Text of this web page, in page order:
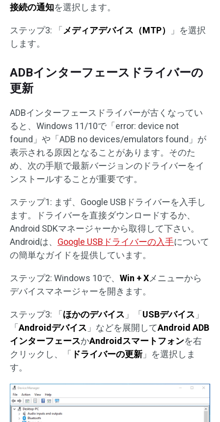
接続の通知を選択します。
ステップ3: 「 メディアデバイス（MTP）
」を選択
します。
ADBインターフェースドライバーの
更新
ADBインターフェースドライバーが古くなってい
ると、Windows 11/10で「error: device not
found」や「ADB no devices/emulators found」が
表示される原因となることがあります。そのた
め、次の手順で最新バージョンのドライバーをイ
ンストールすることが重要です。
ステップ1: まず、Google USBドライバーを入手し
ます。ドライバーを直接ダウンロードするか、
Android SDKマネージャーから取得して下さい。
Androidは、 Google USBドライバーの入手について
の簡単なガイドを提供しています。
ステップ2: Windows 10で、 Win + Xメニューから
デバイスマネージャーを開きます。
ステップ3: 「 ほかのデバイス 」「 USBデバイス 」
「 Android デバイス 」などを展開してAndroid ADB
インターフェースかAndroid スマートフォンを右
クリックし、「 ドライバーの更新 」を選択しま
す。